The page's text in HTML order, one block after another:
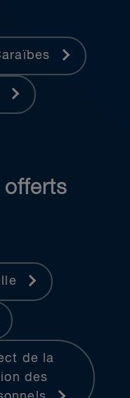
offerts
de la
des